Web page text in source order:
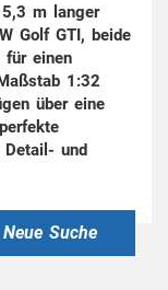
m langer
Golf GTI, beide
für einen
1:32
über eine
Detail- und
Neue Suche